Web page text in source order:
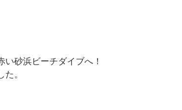
砂浜ビーチダイブへ！
。